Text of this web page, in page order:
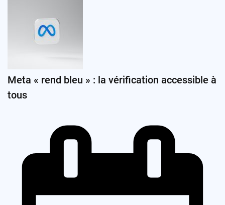
Meta « rend bleu » : la vérification accessible à
tous